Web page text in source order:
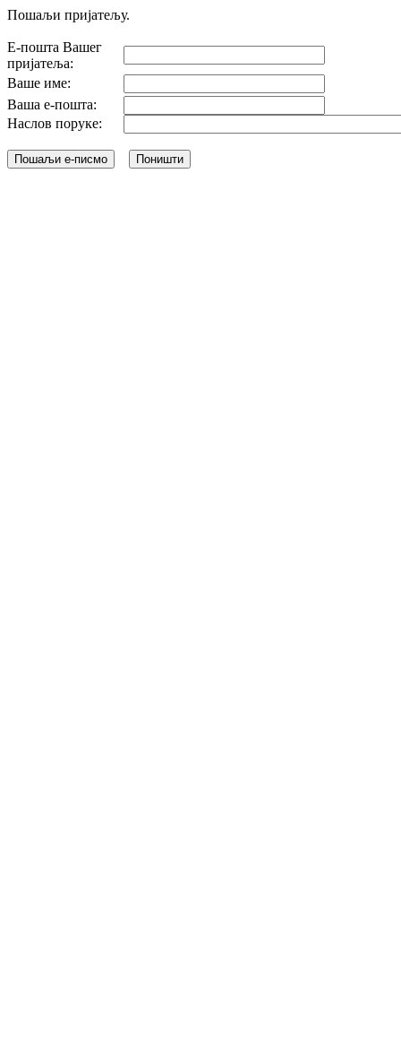
Пошаљи пријатељу.
Е-пошта Вашег
пријатеља:
Ваше име:
Ваша е-пошта:
Наслов поруке: